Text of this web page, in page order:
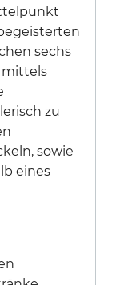
sechs
mittels
zu
sowie
eines